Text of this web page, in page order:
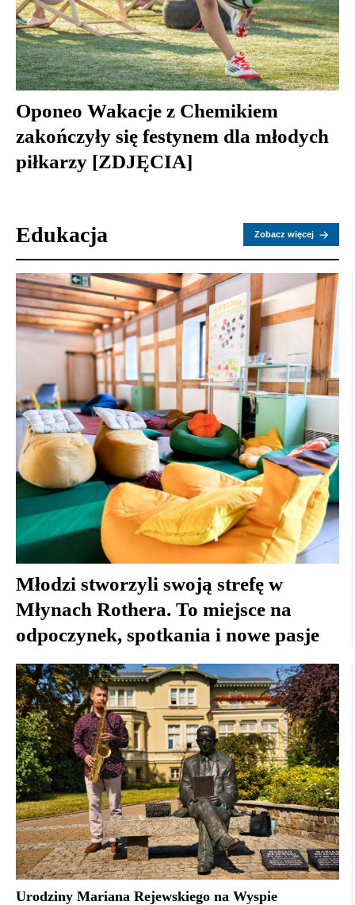
Oponeo Wakacje z Chemikiem
zakończyły się festynem dla młodych
piłkarzy [ZDJĘCIA]
Edukacja Zobacz więcej
Młodzi stworzyli swoją strefę w
Młynach Rothera. To miejsce na
odpoczynek, spotkania i nowe pasje
Urodziny Mariana Rejewskiego na Wyspie